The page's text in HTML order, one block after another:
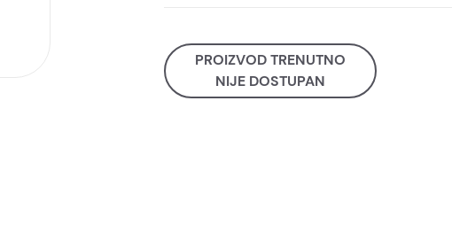
PROIZVOD TRENUTNO
NIJE DOSTUPAN